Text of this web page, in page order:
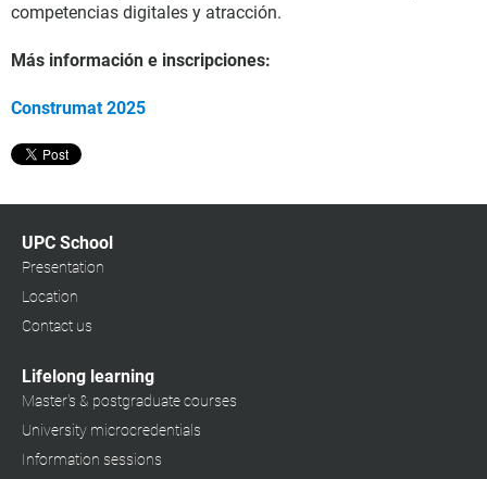
competencias digitales y atracción.
Más información e inscripciones:
Construmat 2025
UPC School
Presentation
Location
Contact us
Lifelong learning
Master's & postgraduate courses
University microcredentials
Information sessions